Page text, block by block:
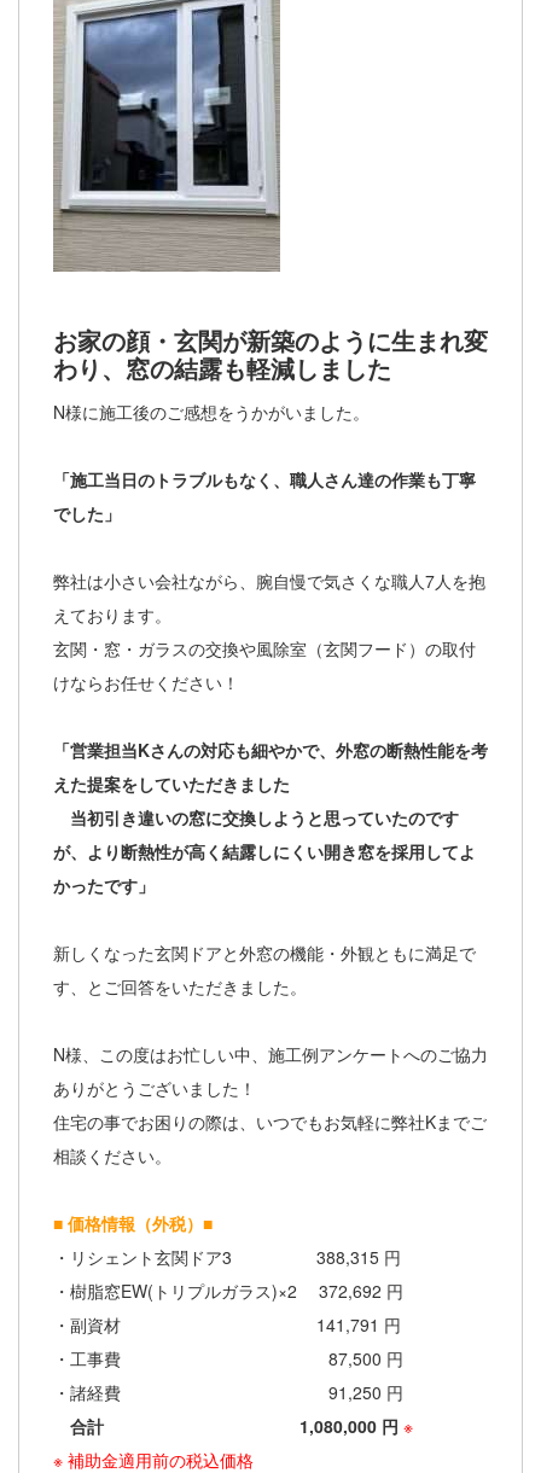
お家の顔・玄関が新築のように生まれ変
わり、窓の結露も軽減しました
N様に施工後のご感想をうかがいました。
「施工当日のトラブルもなく、職人さん達の作業も丁寧
でした」
弊社は小さい会社ながら、腕自慢で気さくな職人7人を抱
えております。
玄関・窓・ガラスの交換や風除室（玄関フード）の取付
けならお任せください！
「営業担当Kさんの対応も細やかで、外窓の断熱性能を考
えた提案をしていただきました
当初引き違いの窓に交換しようと思っていたのです
が、より断熱性が高く結露しにくい開き窓を採用してよ
かったです」
新しくなった玄関ドアと外窓の機能・外観ともに満足で
す、とご回答をいただきました。
N様、この度はお忙しい中、施工例アンケートへのご協力
ありがとうございました！
住宅の事でお困りの際は、いつでもお気軽に弊社Kまでご
相談ください。
■ 価格情報（外税）■
・リシェント玄関ドア3 388,315 円
・樹脂窓EW(トリプルガラス)×2 372,692 円
・副資材 141,791 円
・工事費 87,500 円
・諸経費 91,250 円
合計 1,080,000 円 ※
※ 補助金適用前の税込価格